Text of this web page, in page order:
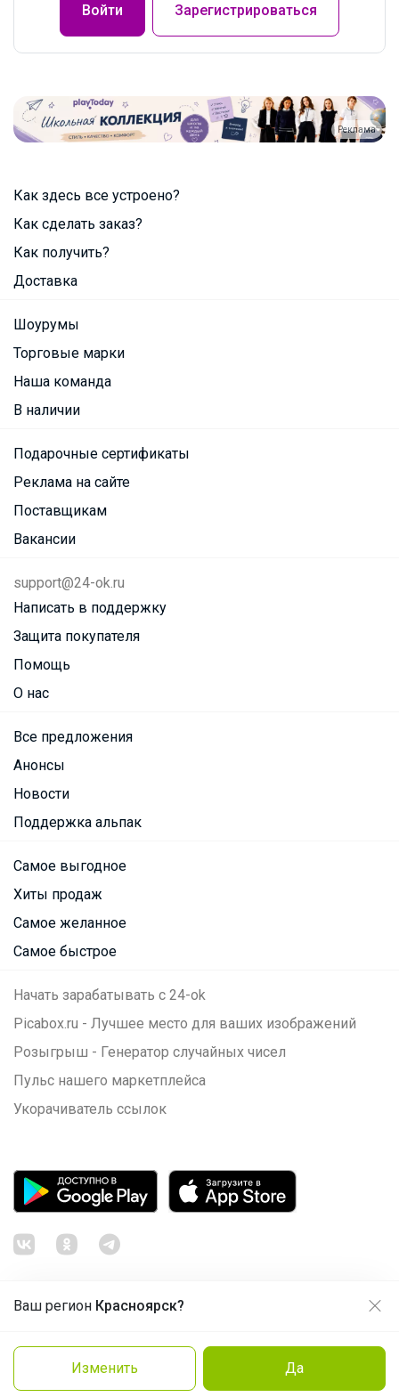
Ваш регион Красноярск?
Изменить Да
Войти Зарегистрироваться
Реклама
Как здесь все устроено?
Как сделать заказ?
Как получить?
Доставка
Шоурумы
Торговые марки
Наша команда
В наличии
Подарочные сертификаты
Реклама на сайте
Поставщикам
Вакансии
support@24-ok.ru
Написать в поддержку
Защита покупателя
Помощь
О нас
Все предложения
Анонсы
Новости
Поддержка альпак
Самое выгодное
Хиты продаж
Самое желанное
Самое быстрое
Начать зарабатывать с 24-ok
Picabox.ru - Лучшее место для ваших изображений
Розыгрыш - Генератор случайных чисел
Пульс нашего маркетплейса
Укорачиватель ссылок
Политика конфиденциальности
Cоглашение пользователя
Продолжая использовать этот сайт и нажимая кнопку
Принять